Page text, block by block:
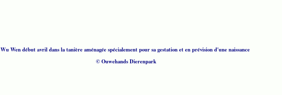
Wu Wen début avril dans la tanière aménagée spécialement pour sa gestation et en prévision d'une naissance
© Ouwehands Dierenpark